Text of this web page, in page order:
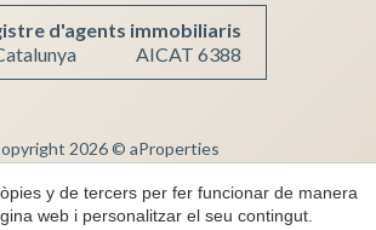
d'agents immobiliaris
AICAT 6388
2026 © aProperties
Immobiliària de Luxe
AICAT 6388
y de tercers per fer funcionar de manera
web i personalitzar el seu contingut.